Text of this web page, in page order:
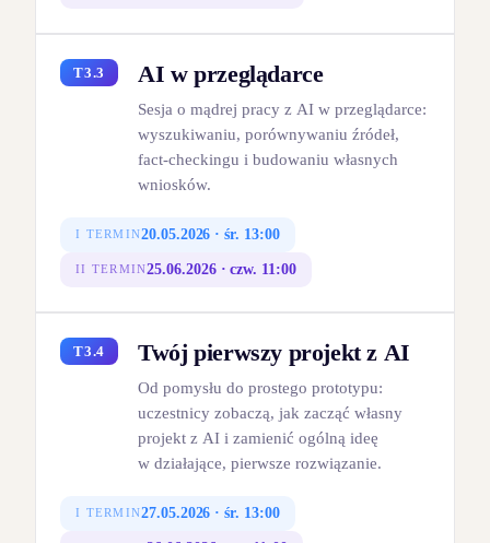
T3.3 AI w przeglądarce
Sesja o mądrej pracy z AI w przeglądarce:
wyszukiwaniu, porównywaniu źródeł,
fact‑checkingu i budowaniu własnych
wniosków.
I TERMIN20.05.2026 · śr. 13:00
II TERMIN25.06.2026 · czw. 11:00
T3.4 Twój pierwszy projekt z AI
Od pomysłu do prostego prototypu:
uczestnicy zobaczą, jak zacząć własny
projekt z AI i zamienić ogólną ideę
w działające, pierwsze rozwiązanie.
I TERMIN27.05.2026 · śr. 13:00